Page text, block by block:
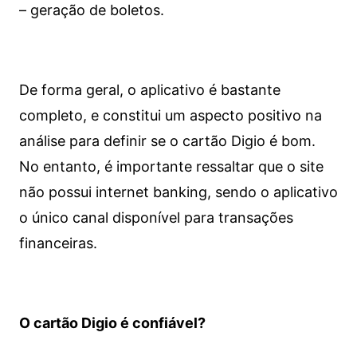
– geração de boletos.
De forma geral, o aplicativo é bastante
completo, e constitui um aspecto positivo na
análise para definir se o cartão Digio é bom.
No entanto, é importante ressaltar que o site
não possui internet banking, sendo o aplicativo
o único canal disponível para transações
financeiras.
O cartão Digio é confiável?